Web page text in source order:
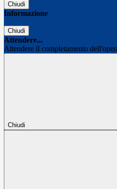
Chiudi
Informazione
Chiudi
Attendere...
Attendere il completamento
Chiudi